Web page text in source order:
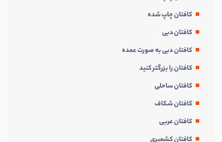
کافتان چاپ شده
کافتان دبی
کافتان دبی به صورت عمده
کافتان را بزرگتر کنید
کافتان ساحلی
کافتان شکاف
کافتان عربی